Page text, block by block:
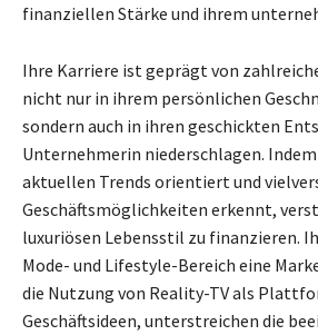
finanziellen Stärke und ihrem
Ihre Karriere ist geprägt von
nicht nur in ihrem persönlichen
sondern auch in ihren geschickten
Unternehmerin niederschlagen. Indem
aktuellen Trends orientiert und
Geschäftsmöglichkeiten erkennt,
luxuriösen Lebensstil zu finanzieren.
Mode- und Lifestyle-Bereich eine
die Nutzung von Reality-TV als
Geschäftsideen, unterstreichen die